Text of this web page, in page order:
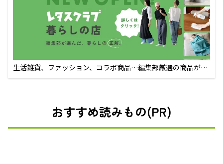
生活雑貨、ファッション、コラボ商品…編集部厳選の商品が買
えるECサイト
おすすめ読みもの(PR)